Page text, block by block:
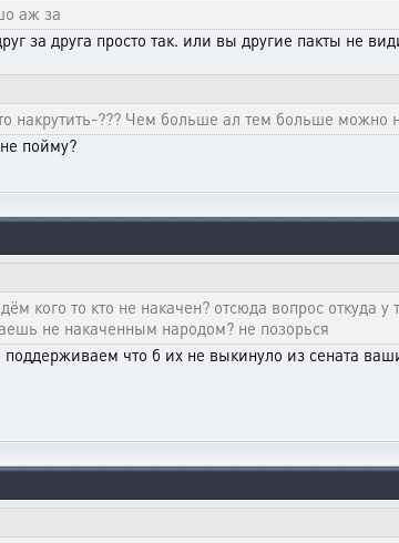
аж за
за друга просто так. или вы другие пакты не
накрутить-??? Чем больше ал тем больше можно
пойму?
кого то кто не накачен? отсюда вопрос откуда
не накаченным народом? не позорься
что б их не выкинуло из сената